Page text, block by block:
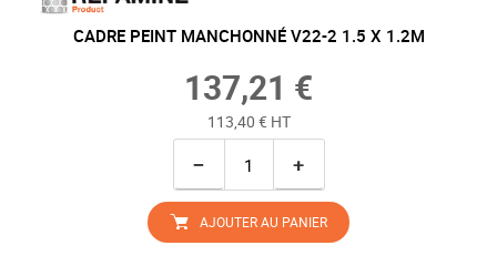
CADRE PEINT MANCHONNÉ V22-2 1.5 X 1.2M
137,21 €
113,40 € HT
− +
AJOUTER AU PANIER